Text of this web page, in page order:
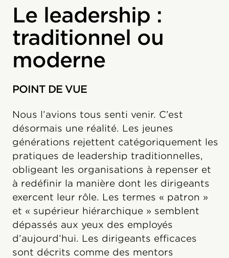
Le leadership :
traditionnel ou
moderne
POINT DE VUE
Nous l’avions tous senti venir. C’est
désormais une réalité. Les jeunes
générations rejettent catégoriquement les
pratiques de leadership traditionnelles,
obligeant les organisations à repenser et
à redéfinir la manière dont les dirigeants
exercent leur rôle. Les termes « patron »
et « supérieur hiérarchique » semblent
dépassés aux yeux des employés
d’aujourd’hui. Les dirigeants efficaces
sont décrits comme des mentors